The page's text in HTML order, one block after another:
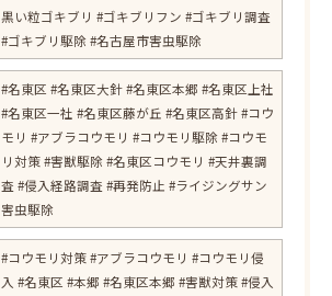
黒い粒ゴキブリ #ゴキブリフン #ゴキブリ調査
#ゴキブリ駆除 #名古屋市害虫駆除
#名東区 #名東区大針 #名東区本郷 #名東区上社
#名東区一社 #名東区藤が丘 #名東区高針 #コウ
モリ #アブラコウモリ #コウモリ駆除 #コウモ
リ対策 #害獣駆除 #名東区コウモリ #天井裏調
査 #侵入経路調査 #再発防止 #ライジングサン
害虫駆除
#コウモリ対策 #アブラコウモリ #コウモリ侵
入 #名東区 #本郷 #名東区本郷 #害獣対策 #侵入